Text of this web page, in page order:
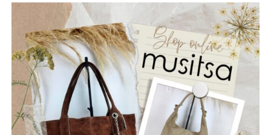
Ναυπάκτου, η Βελβίνα και το Αρχαίο Θέατρο Μακύνειας,
ώστε να προστατεύσουμε όχι μόνο το φυσικό αλλά και το
πολιτιστικό μας κεφάλαιο.
Ίδρυση μόνιμου Κέντρου Διαχείρισης Κρίσεων, το
οποίο θα συντονίζει σε πραγματικό χρόνο τον Δήμο, την
Πυροσβεστική, τις Δασικές Υπηρεσίες, την Περιφέρεια και
τις εθελοντικές ομάδες, αξιοποιώντας την τεχνολογία και
κάθε διαθέσιμο χρηματοδοτικό εργαλείο.